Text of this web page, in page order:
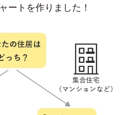
ートを作りました！